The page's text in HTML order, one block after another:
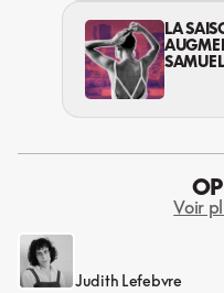
LA
Voir
Judith Lefebvre